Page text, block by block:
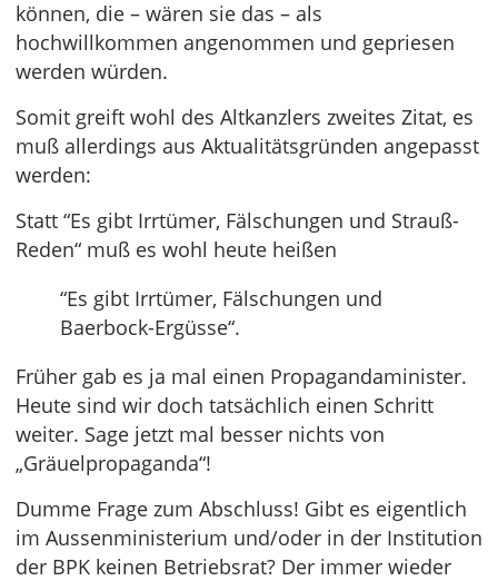
können, die – wären sie das – als
hochwillkommen angenommen und gepriesen
werden würden.
Somit greift wohl des Altkanzlers zweites Zitat, es
muß allerdings aus Aktualitätsgründen angepasst
werden:
Statt “Es gibt Irrtümer, Fälschungen und Strauß-
Reden“ muß es wohl heute heißen
“Es gibt Irrtümer, Fälschungen und
Baerbock-Ergüsse“.
Früher gab es ja mal einen Propagandaminister.
Heute sind wir doch tatsächlich einen Schritt
weiter. Sage jetzt mal besser nichts von
„Gräuelpropaganda“!
Dumme Frage zum Abschluss! Gibt es eigentlich
im Aussenministerium und/oder in der Institution
der BPK keinen Betriebsrat? Der immer wieder